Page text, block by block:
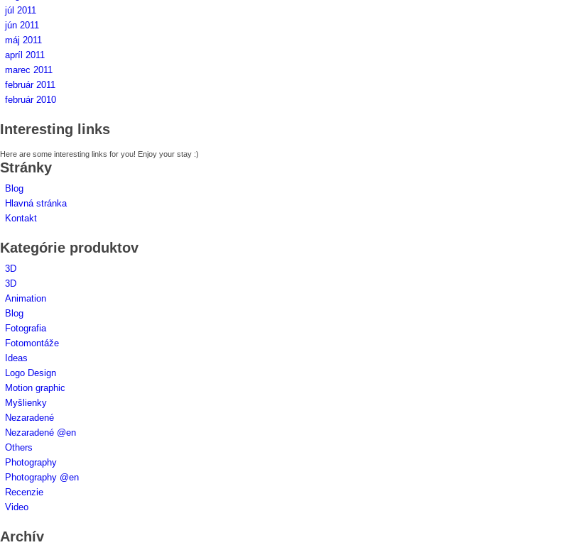
júl 2011
jún 2011
máj 2011
apríl 2011
marec 2011
február 2011
február 2010
Interesting links
Here are some interesting links for you! Enjoy your stay :)
Stránky
Blog
Hlavná stránka
Kontakt
Kategórie produktov
3D
3D
Animation
Blog
Fotografia
Fotomontáže
Ideas
Logo Design
Motion graphic
Myšlienky
Nezaradené
Nezaradené @en
Others
Photography
Photography @en
Recenzie
Video
Archív